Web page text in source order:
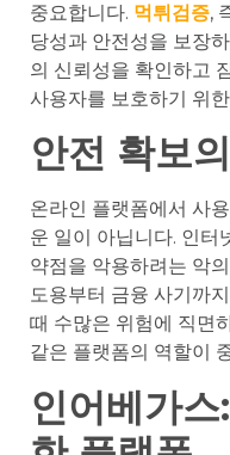
중요합니다. 먹튀검증,
당성과 안전성을 보장
의 신뢰성을 확인하고
사용자를 보호하기 위
안전 확보
온라인 플랫폼에서 사
운 일이 아닙니다. 인터
약점을 악용하려는 악
도용부터 금융 사기까
때 수많은 위험에 직면
같은 플랫폼의 역할이
인어베가